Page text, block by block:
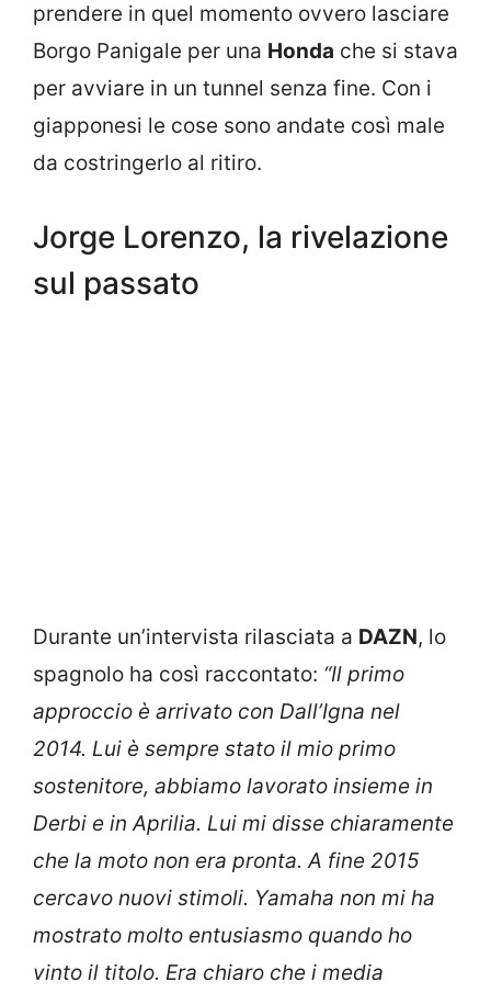
prendere in quel momento ovvero lasciare
Borgo Panigale per una Honda che si stava
per avviare in un tunnel senza fine. Con i
giapponesi le cose sono andate così male
da costringerlo al ritiro.
Jorge Lorenzo, la rivelazione
sul passato
Durante un’intervista rilasciata a DAZN, lo
spagnolo ha così raccontato: “Il primo
approccio è arrivato con Dall’Igna nel
2014. Lui è sempre stato il mio primo
sostenitore, abbiamo lavorato insieme in
Derbi e in Aprilia. Lui mi disse chiaramente
che la moto non era pronta. A fine 2015
cercavo nuovi stimoli. Yamaha non mi ha
mostrato molto entusiasmo quando ho
vinto il titolo. Era chiaro che i media